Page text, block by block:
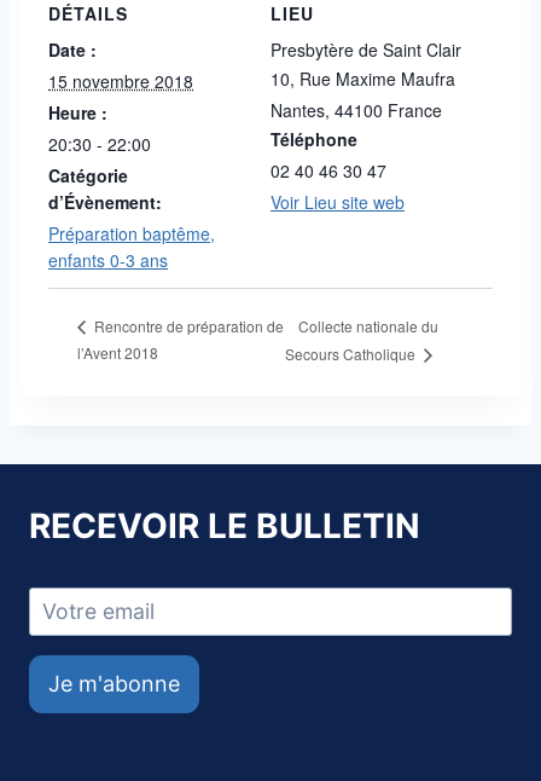
DÉTAILS
Date :
15 novembre 2018
Heure :
20:30 - 22:00
Catégorie
d’Évènement:
Préparation baptême,
enfants 0-3 ans
LIEU
Presbytère de Saint Clair
10, Rue Maxime Maufra
Nantes, 44100 France
Téléphone
02 40 46 30 47
Voir Lieu site web
Rencontre de préparation de
l’Avent 2018
Collecte nationale du
Secours Catholique
RECEVOIR LE BULLETIN
Je m'abonne